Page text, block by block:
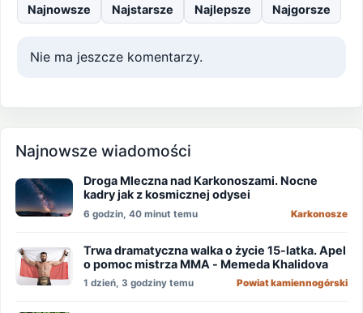
Najnowsze Najstarsze Najlepsze Najgorsze
Nie ma jeszcze komentarzy.
Najnowsze wiadomości
Droga Mleczna nad Karkonoszami. Nocne
kadry jak z kosmicznej odysei
6 godzin, 40 minut temu Karkonosze
Trwa dramatyczna walka o życie 15-latka. Apel
o pomoc mistrza MMA - Memeda Khalidova
1 dzień, 3 godziny temu Powiat kamiennogórski